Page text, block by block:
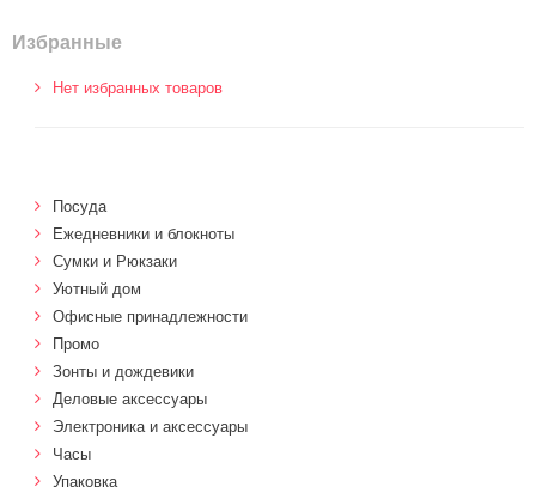
Избранные
Нет избранных товаров
Посуда
Ежедневники и блокноты
Сумки и Рюкзаки
Уютный дом
Офисные принадлежности
Промо
Зонты и дождевики
Деловые аксессуары
Электроника и аксессуары
Часы
Упаковка